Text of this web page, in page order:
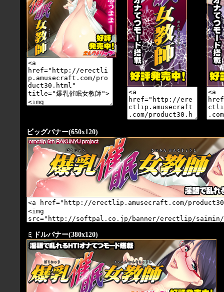
ビッグバナー(650x120)
ミドルバナー(380x120)